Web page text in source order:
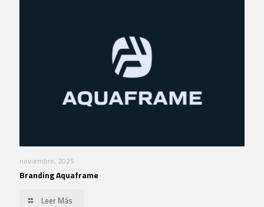
noviembre, 2025
Branding Aquaframe
Leer Más